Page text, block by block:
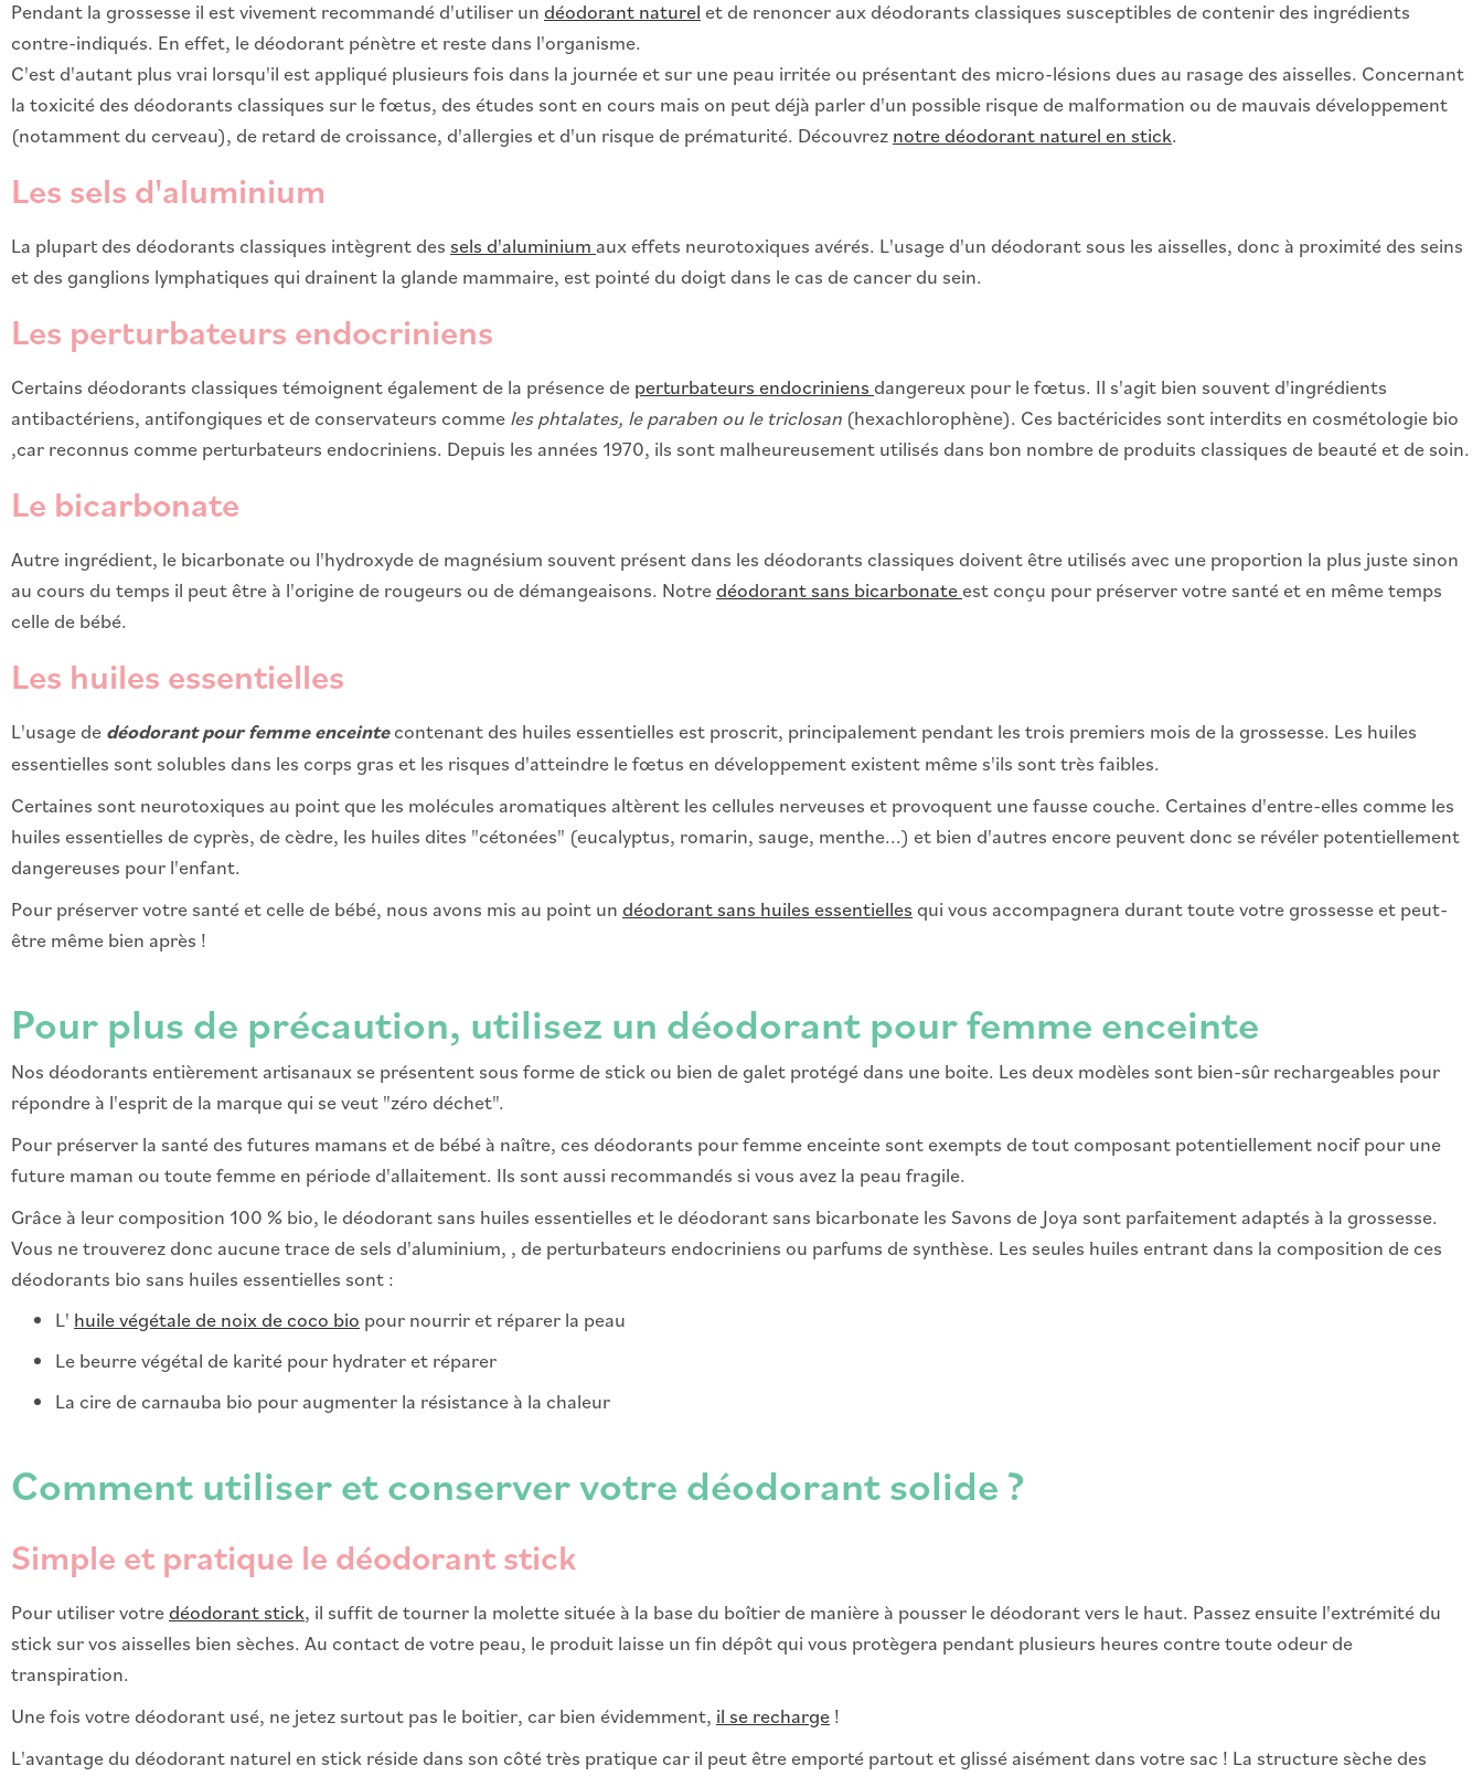
Pendant la grossesse il est vivement recommandé d'utiliser un déodorant naturel et de renoncer aux déodorants classiques susceptibles de contenir des ingrédients
contre-indiqués. En effet, le déodorant pénètre et reste dans l'organisme.
C'est d'autant plus vrai lorsqu'il est appliqué plusieurs fois dans la journée et sur une peau irritée ou présentant des micro-lésions dues au rasage des aisselles. Concernant
la toxicité des déodorants classiques sur le fœtus, des études sont en cours mais on peut déjà parler d'un possible risque de malformation ou de mauvais développement
(notamment du cerveau), de retard de croissance, d'allergies et d'un risque de prématurité. Découvrez notre déodorant naturel en stick.
Les sels d'aluminium
La plupart des déodorants classiques intègrent des sels d'aluminium aux effets neurotoxiques avérés. L'usage d'un déodorant sous les aisselles, donc à proximité des seins
et des ganglions lymphatiques qui drainent la glande mammaire, est pointé du doigt dans le cas de cancer du sein.
Les perturbateurs endocriniens
Certains déodorants classiques témoignent également de la présence de perturbateurs endocriniens dangereux pour le fœtus. Il s'agit bien souvent d'ingrédients
antibactériens, antifongiques et de conservateurs comme les phtalates, le paraben ou le triclosan (hexachlorophène). Ces bactéricides sont interdits en cosmétologie bio
,car reconnus comme perturbateurs endocriniens. Depuis les années 1970, ils sont malheureusement utilisés dans bon nombre de produits classiques de beauté et de soin.
Le bicarbonate
Autre ingrédient, le bicarbonate ou l'hydroxyde de magnésium souvent présent dans les déodorants classiques doivent être utilisés avec une proportion la plus juste sinon
au cours du temps il peut être à l'origine de rougeurs ou de démangeaisons. Notredéodorant sans bicarbonateest conçu pour préserver votre santé et en même temps
celle de bébé.
Les huiles essentielles
L'usage de déodorant pour femme enceintecontenant des huiles essentielles est proscrit, principalement pendant les trois premiers mois de la grossesse. Les huiles
essentielles sont solubles dans les corps gras et les risques d'atteindre le fœtus en développement existent même s'ils sont très faibles.
Certaines sont neurotoxiques au point que les molécules aromatiques altèrent les cellules nerveuses et provoquent une fausse couche. Certaines d'entre-elles comme les
huiles essentielles de cyprès, de cèdre, les huiles dites "cétonées" (eucalyptus, romarin, sauge, menthe...) et bien d'autres encore peuvent donc se révéler potentiellement
dangereuses pour l'enfant.
Pour préserver votre santé et celle de bébé, nous avons mis au point un déodorant sans huiles essentielles qui vous accompagnera durant toute votre grossesse et peut-
être même bien après !
Pour plus de précaution, utilisez un déodorant pour femme enceinte
Nos déodorants entièrement artisanaux se présentent sous forme de stick ou bien de galet protégé dans une boite. Les deux modèles sont bien-sûr rechargeables pour
répondre à l'esprit de la marque qui se veut "zéro déchet".
Pour préserver la santé des futures mamans et de bébé à naître, ces déodorants pour femme enceinte sont exempts de tout composant potentiellement nocif pour une
future maman ou toute femme en période d'allaitement. Ils sont aussi recommandés si vous avez la peau fragile.
Grâce à leur composition 100 % bio, le déodorant sans huiles essentielles et le déodorant sans bicarbonate les Savons de Joya sont parfaitement adaptés à la grossesse.
Vous ne trouverez donc aucune trace de sels d'aluminium, , de perturbateurs endocriniens ou parfums de synthèse. Les seules huiles entrant dans la composition de ces
déodorants bio sans huiles essentielles sont :
L' huile végétale de noix de coco bio pour nourrir et réparer la peau
Le beurre végétal de karité pour hydrater et réparer
La cire de carnauba bio pour augmenter la résistance à la chaleur
Comment utiliser et conserver votre déodorant solide ?
Simple et pratique le déodorant stick
Pour utiliser votredéodorant stick, il suffit de tourner la molette située à la base du boîtier de manière à pousser le déodorant vers le haut. Passez ensuite l'extrémité du
stick sur vos aisselles bien sèches. Au contact de votre peau, le produit laisse un fin dépôt qui vous protègera pendant plusieurs heures contre toute odeur de
transpiration.
Une fois votre déodorant usé, ne jetez surtout pas le boitier, car bien évidemment, il se recharge !
L'avantage du déodorant naturel en stick réside dans son côté très pratique car il peut être emporté partout et glissé aisément dans votre sac ! La structure sèche des